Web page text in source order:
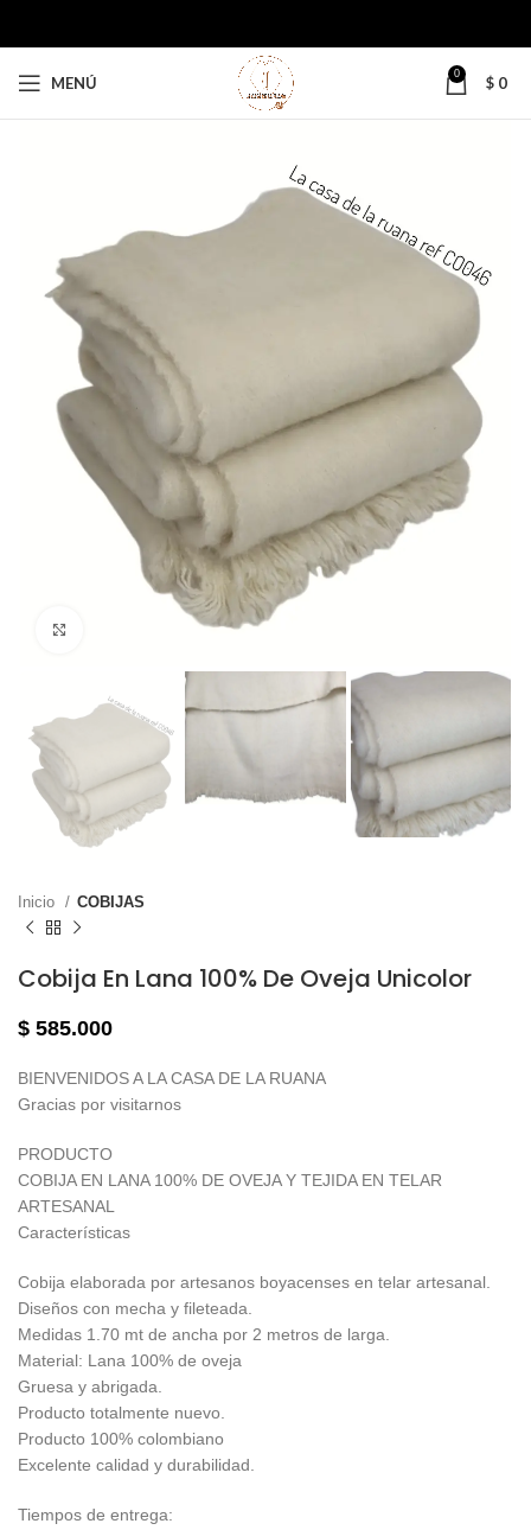
MENÚ 0 $ 0
Haga clic para ampliar
Inicio COBIJAS
Cobija En Lana 100% De Oveja Unicolor
$ 585.000
BIENVENIDOS A LA CASA DE LA RUANA
Gracias por visitarnos
PRODUCTO
COBIJA EN LANA 100% DE OVEJA Y TEJIDA EN TELAR
ARTESANAL
Características
Cobija elaborada por artesanos boyacenses en telar artesanal.
Diseños con mecha y fileteada.
Medidas 1.70 mt de ancha por 2 metros de larga.
Material: Lana 100% de oveja
Gruesa y abrigada.
Producto totalmente nuevo.
Producto 100% colombiano
Excelente calidad y durabilidad.
Tiempos de entrega: